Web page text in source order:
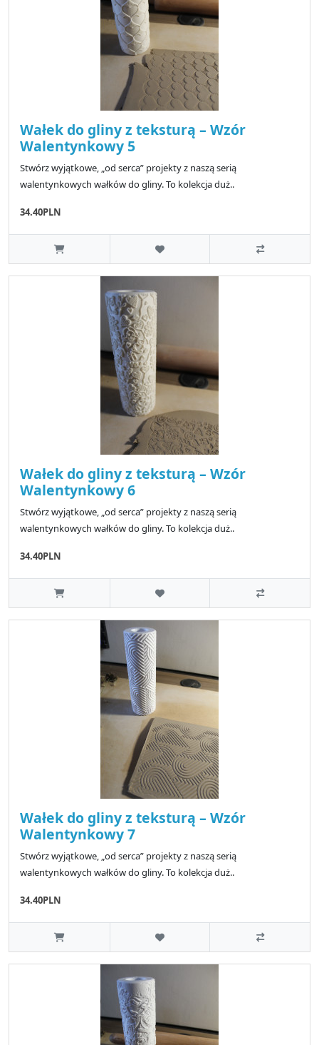
Wałek do gliny z teksturą – Wzór
Walentynkowy 5
Stwórz wyjątkowe, „od serca” projekty z naszą serią
walentynkowych wałków do gliny. To kolekcja duż..
34.40PLN
Wałek do gliny z teksturą – Wzór
Walentynkowy 6
Stwórz wyjątkowe, „od serca” projekty z naszą serią
walentynkowych wałków do gliny. To kolekcja duż..
34.40PLN
Wałek do gliny z teksturą – Wzór
Walentynkowy 7
Stwórz wyjątkowe, „od serca” projekty z naszą serią
walentynkowych wałków do gliny. To kolekcja duż..
34.40PLN